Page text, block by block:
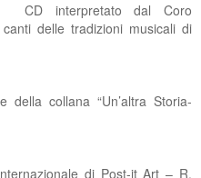
CD interpretato dal Coro
delle tradizioni musicali di
della collana “Un’altra Storia-
di Post-it Art – R.